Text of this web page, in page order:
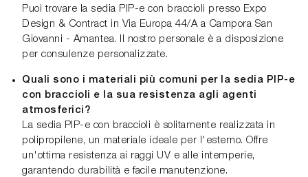
Puoi trovare la sedia PIP-e con braccioli presso Expo
Design & Contract in Via Europa 44/A a Campora San
Giovanni - Amantea. Il nostro personale è a disposizione
per consulenze personalizzate.
Quali sono i materiali più comuni per la sedia PIP-e
con braccioli e la sua resistenza agli agenti
atmosferici?
La sedia PIP-e con braccioli è solitamente realizzata in
polipropilene, un materiale ideale per l'esterno. Offre
un'ottima resistenza ai raggi UV e alle intemperie,
garantendo durabilità e facile manutenzione.